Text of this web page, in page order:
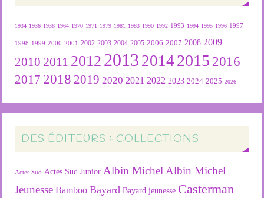
1934 1936 1938 1964 1970 1971 1979 1981 1983 1990 1992 1993 1994 1995 1996 1997
1998 1999 2000 2001 2002 2003 2004 2005 2006 2007 2008 2009
2010 2011 2012 2013 2014 2015 2016
2017 2018 2019 2020 2021 2022 2023 2024 2025 2026
DES ÉDITEURS & COLLECTIONS
Actes Sud Actes Sud Junior Albin Michel Albin Michel
Jeunesse Bamboo Bayard Bayard jeunesse Casterman